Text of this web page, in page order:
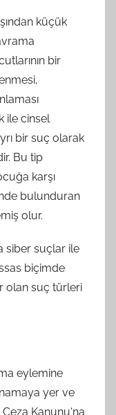
küçük
bir
ile cinsel
bir suç olarak
Bu tip
karşı
bulunduran
olur.
siber suçlar ile
biçimde
olan suç türleri
eylemine
yer ve
Kanunu‘na